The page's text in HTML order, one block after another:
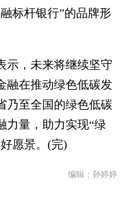
标杆银行”的品牌形
，未来将继续坚守
融在推动绿色低碳发
乃至全国的绿色低碳
力量，助力实现“绿
愿景。(完)
编辑：孙婷婷